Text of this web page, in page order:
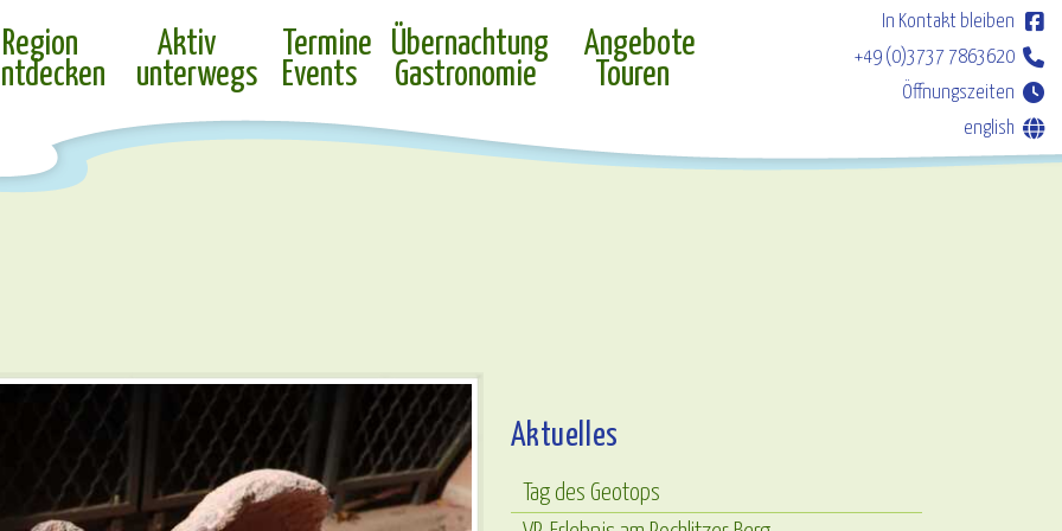
Region
Aktiv
unterwegs
Termine
Events
Übernachtung
Gastronomie
Angebote
Touren
In Kontakt bleiben
+49 (0)3737 7863620
Öffnungszeiten
english
Aktuelles
Tag des Geotops